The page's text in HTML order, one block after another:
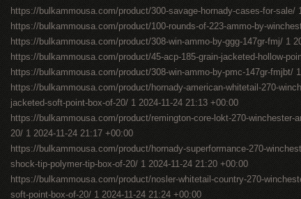
https://bulkammousa.com/product/300-savage-hornady-cases-for-sale/
https://bulkammousa.com/product/100-rounds-of-223-ammo-by-
https://bulkammousa.com/product/308-win-ammo-by-ggg-147gr-fmj/ 1
https://bulkammousa.com/product/45-acp-185-grain-jacketed-hollow-
https://bulkammousa.com/product/308-win-ammo-by-pmc-147gr-fmjbt/
https://bulkammousa.com/product/hornady-american-whitetail-270-
jacketed-soft-point-box-of-20/ 1 2024-11-24 21:13 +00:00
https://bulkammousa.com/product/remington-core-lokt-270-winchester-
20/ 1 2024-11-24 21:17 +00:00
https://bulkammousa.com/product/hornady-superformance-270-
shock-tip-polymer-tip-box-of-20/ 1 2024-11-24 21:20 +00:00
https://bulkammousa.com/product/nosler-whitetail-country-270-
soft-point-box-of-20/ 1 2024-11-24 21:24 +00:00